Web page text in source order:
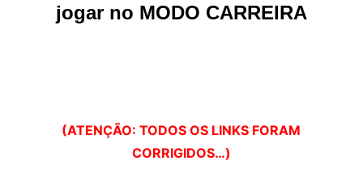
jogar no MODO CARREIRA
(ATENÇÃO: TODOS OS LINKS FORAM
CORRIGIDOS…)